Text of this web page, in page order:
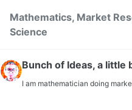
Mathematics, Market
Science
Bunch of Ideas, a little
I am mathematician doing